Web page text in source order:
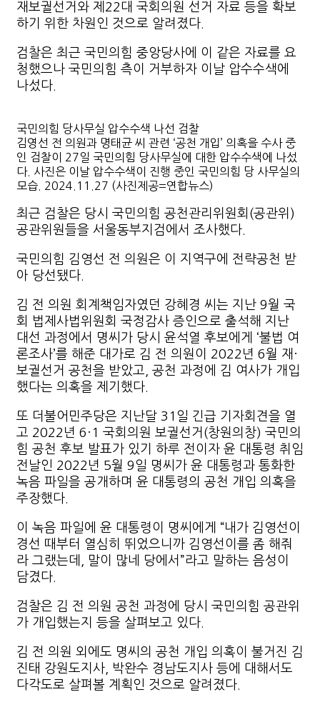
재보궐선거와 제22대 국회의원 선거 자료 등을 확보
하기 위한 차원인 것으로 알려졌다.
검찰은 최근 국민의힘 중앙당사에 이 같은 자료를 요
청했으나 국민의힘 측이 거부하자 이날 압수수색에
나섰다.
국민의힘 당사무실 압수수색 나선 검찰
김영선 전 의원과 명태균 씨 관련 ‘공천 개입’ 의혹을 수사 중
인 검찰이 27일 국민의힘 당사무실에 대한 압수수색에 나섰
다. 사진은 이날 압수수색이 진행 중인 국민의힘 당 사무실의
모습. 2024.11.27 (사진제공=연합뉴스)
최근 검찰은 당시 국민의힘 공천관리위원회(공관위)
공관위원들을 서울동부지검에서 조사했다.
국민의힘 김영선 전 의원은 이 지역구에 전략공천 받
아 당선됐다.
김 전 의원 회계책임자였던 강혜경 씨는 지난 9월 국
회 법제사법위원회 국정감사 증인으로 출석해 지난
대선 과정에서 명씨가 당시 윤석열 후보에게 ‘불법 여
론조사’를 해준 대가로 김 전 의원이 2022년 6월 재·
보궐선거 공천을 받았고, 공천 과정에 김 여사가 개입
했다는 의혹을 제기했다.
또 더불어민주당은 지난달 31일 긴급 기자회견을 열
고 2022년 6·1 국회의원 보궐선거(창원의창) 국민의
힘 공천 후보 발표가 있기 하루 전이자 윤 대통령 취임
전날인 2022년 5월 9일 명씨가 윤 대통령과 통화한
녹음 파일을 공개하며 윤 대통령의 공천 개입 의혹을
주장했다.
이 녹음 파일에 윤 대통령이 명씨에게 “내가 김영선이
경선 때부터 열심히 뛰었으니까 김영선이를 좀 해줘
라 그랬는데, 말이 많네 당에서”라고 말하는 음성이
담겼다.
검찰은 김 전 의원 공천 과정에 당시 국민의힘 공관위
가 개입했는지 등을 살펴보고 있다.
김 전 의원 외에도 명씨의 공천 개입 의혹이 불거진 김
진태 강원도지사, 박완수 경남도지사 등에 대해서도
다각도로 살펴볼 계획인 것으로 알려졌다.